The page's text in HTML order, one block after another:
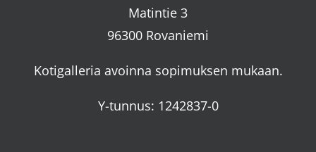
Matintie 3
96300 Rovaniemi
Kotigalleria avoinna sopimuksen mukaan.
Y-tunnus: 1242837-0